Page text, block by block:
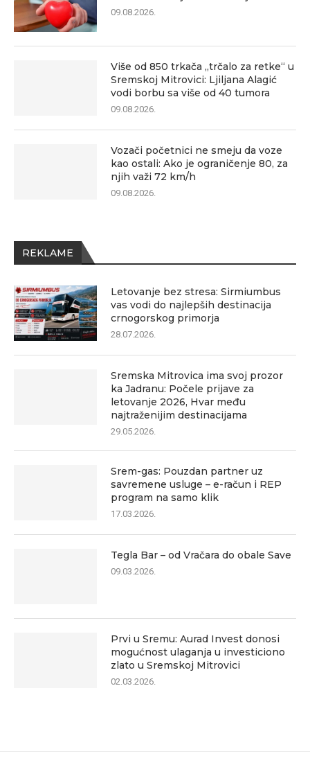
09.08.2026.
Više od 850 trkača „trčalo za retke“ u
Sremskoj Mitrovici: Ljiljana Alagić
vodi borbu sa više od 40 tumora
09.08.2026.
Vozači početnici ne smeju da voze
kao ostali: Ako je ograničenje 80, za
njih važi 72 km/h
09.08.2026.
REKLAME
Letovanje bez stresa: Sirmiumbus
vas vodi do najlepših destinacija
crnogorskog primorja
28.07.2026.
Sremska Mitrovica ima svoj prozor
ka Jadranu: Počele prijave za
letovanje 2026, Hvar među
najtraženijim destinacijama
29.05.2026.
Srem-gas: Pouzdan partner uz
savremene usluge – e-račun i REP
program na samo klik
17.03.2026.
Tegla Bar – od Vračara do obale Save
09.03.2026.
Prvi u Sremu: Aurad Invest donosi
mogućnost ulaganja u investiciono
zlato u Sremskoj Mitrovici
02.03.2026.